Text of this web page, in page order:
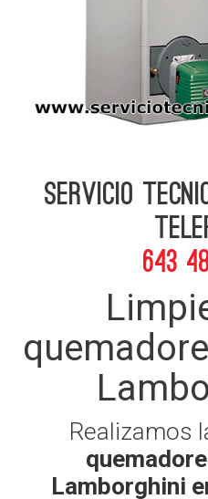
Servicio
643
Realizamos
Lamborghini